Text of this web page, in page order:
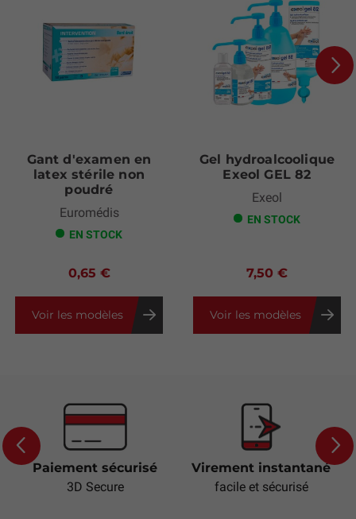
Gant d'examen en
latex stérile non
poudré
Euromédis
EN STOCK
0,65 €
Voir les modèles
Gel hydroalcoolique
Exeol GEL 82
Exeol
EN STOCK
7,50 €
Voir les modèles
Previous
Paiement sécurisé
3D Secure
Virement instantané
facile et sécurisé